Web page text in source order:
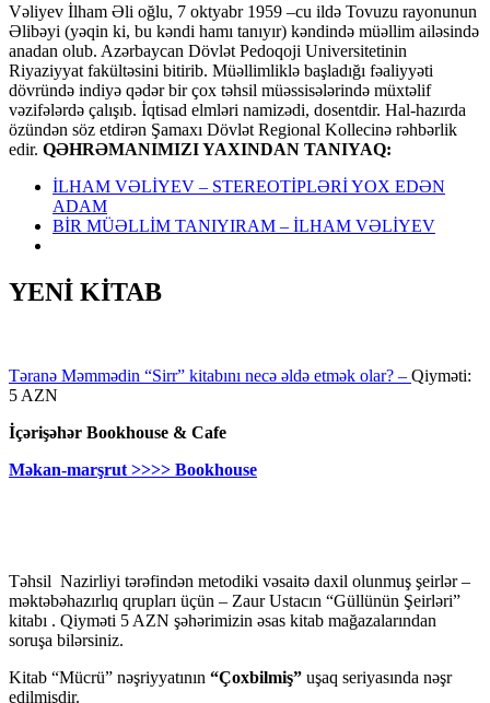
Vəliyev İlham Əli oğlu, 7 oktyabr 1959 –cu ildə Tovuzu rayonunun
Əlibəyi (yəqin ki, bu kəndi hamı tanıyır) kəndində müəllim ailəsində
anadan olub. Azərbaycan Dövlət Pedoqoji Universitetinin
Riyaziyyat fakültəsini bitirib. Müəllimliklə başladığı fəaliyyəti
dövründə indiyə qədər bir çox təhsil müəssisələrində müxtəlif
vəzifələrdə çalışıb. İqtisad elmləri namizədi, dosentdir. Hal-hazırda
özündən söz etdirən Şamaxı Dövlət Regional Kollecinə rəhbərlik
edir. QƏHRƏMANIMIZI YAXINDAN TANIYAQ:
İLHAM VƏLİYEV – STEREOTİPLƏRİ YOX EDƏN
ADAM
BİR MÜƏLLİM TANIYIRAM – İLHAM VƏLİYEV
YENİ KİTAB
Təranə Məmmədin “Sirr” kitabını necə əldə etmək olar? – Qiyməti:
5 AZN
İçərişəhər Bookhouse & Cafe
Məkan-marşrut >>>> Bookhouse
Təhsil Nazirliyi tərəfindən metodiki vəsaitə daxil olunmuş şeirlər –
məktəbəhazırlıq qrupları üçün – Zaur Ustacın “Güllünün Şeirləri”
kitabı . Qiyməti 5 AZN şəhərimizin əsas kitab mağazalarından
soruşa bilərsiniz.
Kitab “Mücrü” nəşriyyatının “Çoxbilmiş” uşaq seriyasında nəşr
edilmişdir.